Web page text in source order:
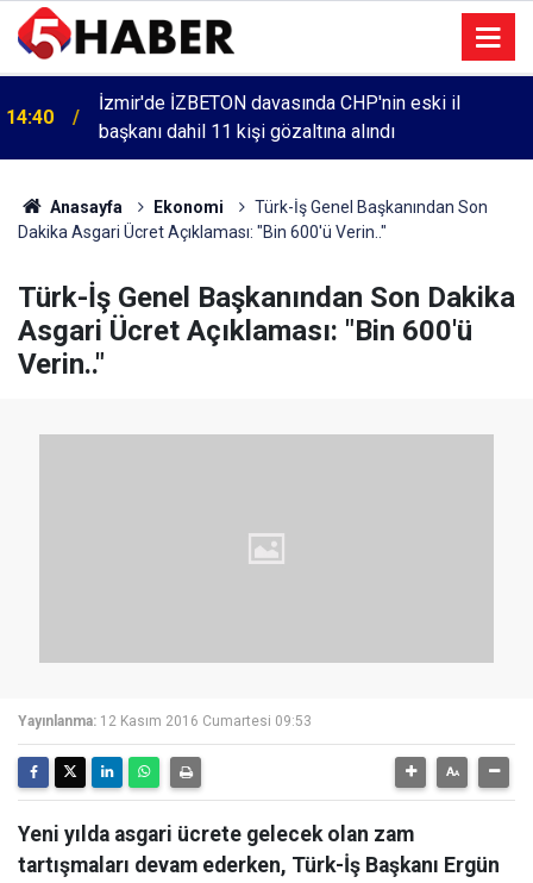
14:40
İzmir'de İZBETON davasında CHP'nin eski il
başkanı dahil 11 kişi gözaltına alındı
Anasayfa Ekonomi
Türk-İş Genel Başkanından Son
Dakika Asgari Ücret Açıklaması: "Bin 600'ü Verin.."
Türk-İş Genel Başkanından Son Dakika
Asgari Ücret Açıklaması: "Bin 600'ü
Verin.."
Yayınlanma: 12 Kasım 2016 Cumartesi 09:53
Yeni yılda asgari ücrete gelecek olan zam
tartışmaları devam ederken, Türk-İş Başkanı Ergün